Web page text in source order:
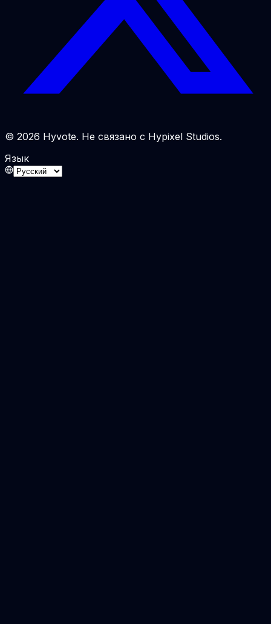
© 2026 Hyvote. Не связано с Hypixel Studios.
Язык